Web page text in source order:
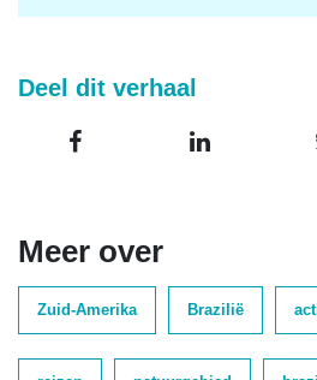
Deel dit verhaal
Meer over
Zuid-Amerika Brazilië